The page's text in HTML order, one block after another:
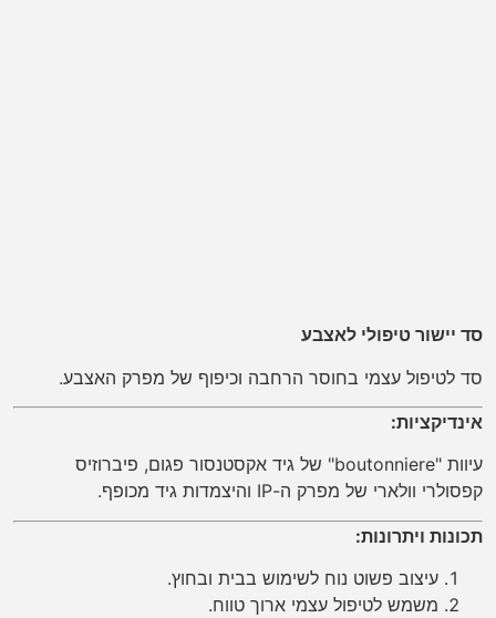
סד יישור טיפולי לאצבע
סד לטיפול עצמי בחוסר הרחבה וכיפוף של מפרק האצבע.
אינדיקציות:
עיוות "boutonniere" של גיד אקסטנסור פגום, פיברוזיס
קפסולרי וולארי של מפרק ה-IP והיצמדות גיד מכופף.
תכונות ויתרונות:
עיצוב פשוט נוח לשימוש בבית ובחוץ.
משמש לטיפול עצמי ארוך טווח.